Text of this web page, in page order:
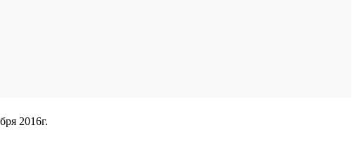
2016г.